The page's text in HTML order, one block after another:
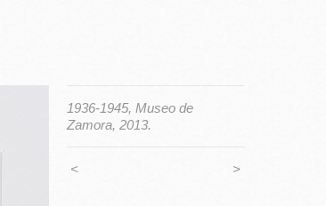
1936-1945, Museo de
Zamora, 2013.
< >